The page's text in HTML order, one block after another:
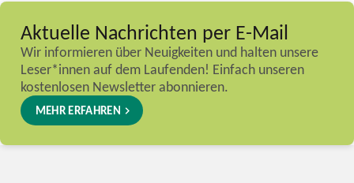
Aktuelle Nachrichten per E-Mail
Wir informieren über Neuigkeiten und halten unsere
Leser*innen auf dem Laufenden! Einfach unseren
kostenlosen Newsletter abonnieren.
MEHR ERFAHREN